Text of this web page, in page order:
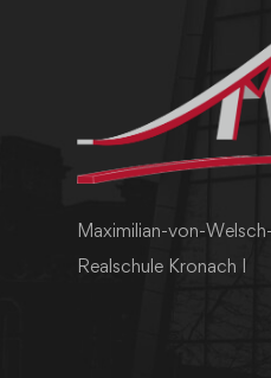
Maximilian-von-
Realschule Kronach I